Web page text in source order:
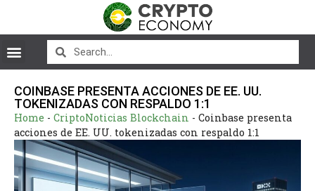
COINBASE PRESENTA ACCIONES DE EE. UU.
TOKENIZADAS CON RESPALDO 1:1
Home - CriptoNoticias Blockchain - Coinbase presenta
acciones de EE. UU. tokenizadas con respaldo 1:1